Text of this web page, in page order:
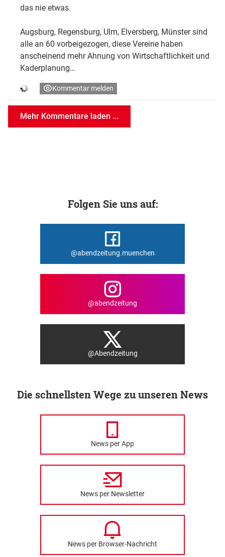
das nie etwas.
Augsburg, Regensburg, Ulm, Elversberg, Münster sind
alle an 60 vorbeigezogen, diese Vereine haben
anscheinend mehr Ahnung von Wirtschaftlichkeit und
Kaderplanung…
Kommentar melden
Mehr Kommentare laden ...
Folgen Sie uns auf:
@abendzeitung.muenchen
@abendzeitung
@Abendzeitung
Die schnellsten Wege zu unseren News
News per App
News per Newsletter
News per Browser-Nachricht